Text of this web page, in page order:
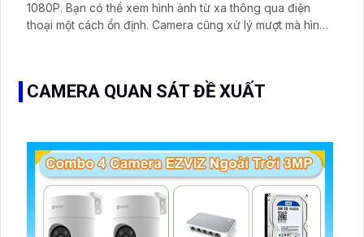
1080P. Bạn có thể xem hình ảnh từ xa thông qua điện
thoại một cách ổn định. Camera cũng xử lý mượt mà hình
CAMERA QUAN SÁT ĐỀ XUẤT